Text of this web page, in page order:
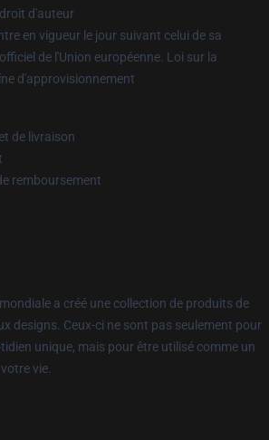
d'auteur
en vigueur le jour suivant celui de sa
de l'Union européenne. Loi sur la
d'approvisionnement
de livraison
remboursement
a créé une collection de produits de
designs. Ceux-ci ne sont pas seulement pour
unique, mais pour être utilisé comme un
vie.